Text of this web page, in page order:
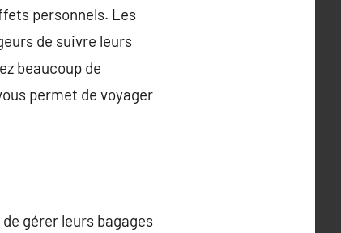
personnels. Les
de suivre leurs
beaucoup de
permet de voyager
gérer leurs bagages